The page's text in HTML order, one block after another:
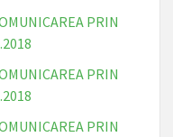
PRIN
PRIN
PRIN